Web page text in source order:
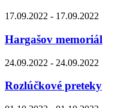
17.09.2022 - 17.09.2022
Hargašov memoriál
24.09.2022 - 24.09.2022
Rozlúčkové preteky